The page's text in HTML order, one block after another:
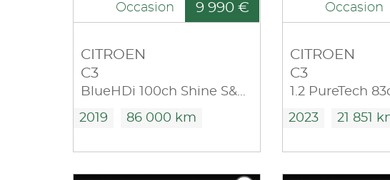
Occasion 9 990 €
CITROEN
C3
BlueHDi 100ch Shine S&S E6.d-TEMP BVM5
2019 86 000 km
Occasion
CITROEN
C3
1.2 PureTech
2023 21 851